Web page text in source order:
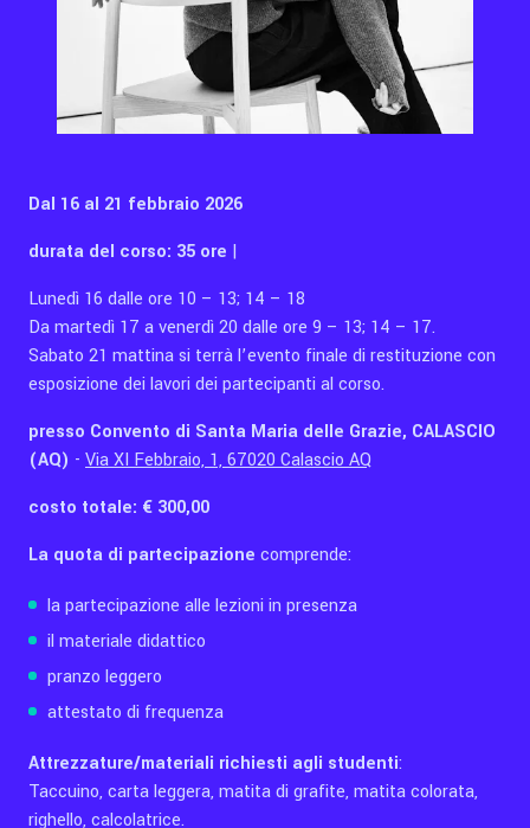
Dal 16 al 21 febbraio 2026
durata del corso: 35 ore |
Lunedì 16 dalle ore 10 – 13; 14 – 18
Da martedì 17 a venerdì 20 dalle ore 9 – 13; 14 – 17.
Sabato 21 mattina si terrà l’evento finale di restituzione con
esposizione dei lavori dei partecipanti al corso.
presso Convento di Santa Maria delle Grazie, CALASCIO
(AQ) - Via XI Febbraio, 1, 67020 Calascio AQ
costo totale: € 300,00
La quota di partecipazione comprende:
la partecipazione alle lezioni in presenza
il materiale didattico
pranzo leggero
attestato di frequenza
Attrezzature/materiali richiesti agli studenti:
Taccuino, carta leggera, matita di grafite, matita colorata,
righello, calcolatrice.